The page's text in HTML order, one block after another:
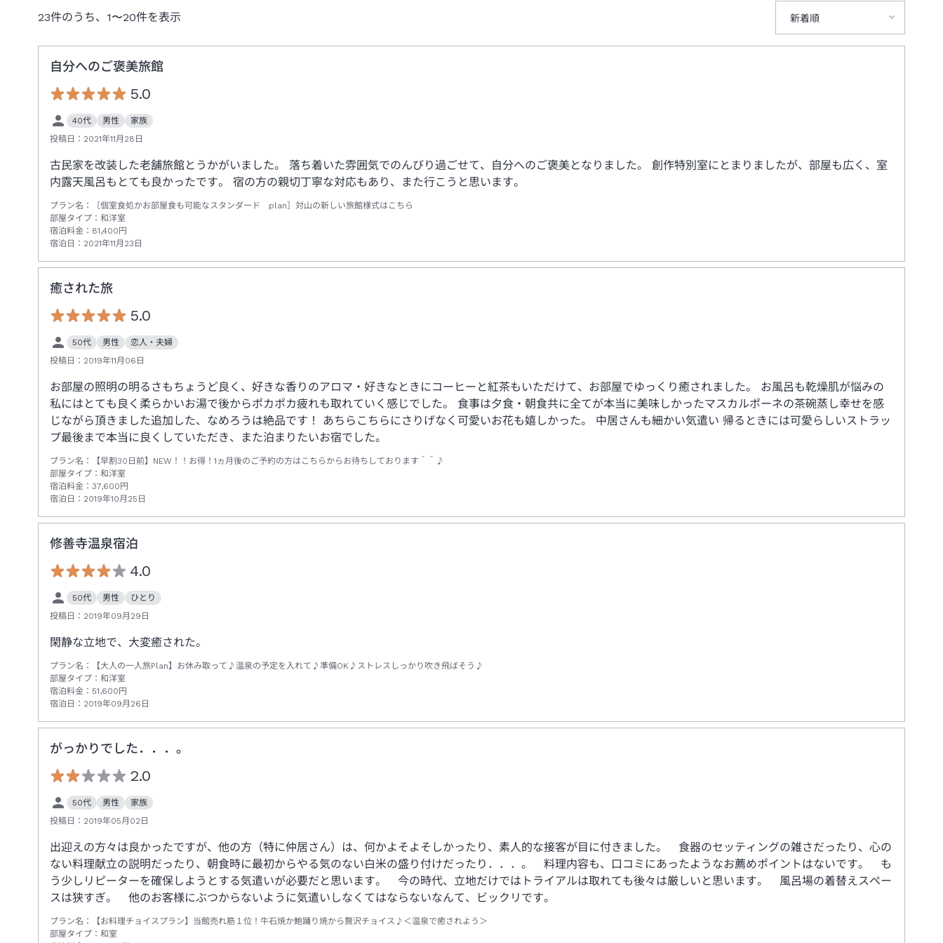
23件のうち、 1〜20件を表示 新着順
自分へのご褒美旅館
5.0
40代 男性
家族
投稿日： 2021年11月28日
古民家を改装した老舗旅館とうかがいました。 落ち着いた雰囲気でのんびり過ごせて、自分へのご褒美となりました。 創作特別室にとまりましたが、部屋も広く、室
内露天風呂もとても良かったです。 宿の方の親切丁寧な対応もあり、また行こうと思います。
プラン名：
［個室食処かお部屋食も可能なスタンダード plan］対山の新しい旅館様式はこちら
部屋タイプ： 和洋室
宿泊料金： 81,400円
宿泊日： 2021年11月23日
癒された旅
5.0
50代 男性
恋人・夫婦
投稿日： 2019年11月06日
お部屋の照明の明るさもちょうど良く、好きな香りのアロマ・好きなときにコーヒーと紅茶もいただけて、お部屋でゆっくり癒されました。 お風呂も乾燥肌が悩みの
私にはとても良く柔らかいお湯で後からポカポカ疲れも取れていく感じでした。 食事は夕食・朝食共に全てが本当に美味しかったマスカルポーネの茶碗蒸し幸せを感
じながら頂きました追加した、なめろうは絶品です！ あちらこちらにさりげなく可愛いお花も嬉しかった。 中居さんも細かい気遣い 帰るときには可愛らしいストラッ
プ最後まで本当に良くしていただき、また泊まりたいお宿でした。
プラン名：
【早割30日前】NEW！！お得！1ヵ月後のご予約の方はこちらからお待ちしております＾＾♪
部屋タイプ： 和洋室
宿泊料金： 37,600円
宿泊日： 2019年10月25日
修善寺温泉宿泊
4.0
50代 男性
ひとり
投稿日： 2019年09月29日
閑静な立地で、大変癒された。
プラン名：
【大人の一人旅Plan】お休み取って♪温泉の予定を入れて♪準備OK♪ストレスしっかり吹き飛ばそう♪
部屋タイプ： 和洋室
宿泊料金： 51,600円
宿泊日： 2019年09月26日
がっかりでした．．．。
2.0
50代 男性
家族
投稿日： 2019年05月02日
出迎えの方々は良かったですが、他の方（特に仲居さん）は、何かよそよそしかったり、素人的な接客が目に付きました。 食器のセッティングの雑さだったり、心の
ない料理献立の説明だったり、朝食時に最初からやる気のない白米の盛り付けだったり．．．。 料理内容も、口コミにあったようなお薦めポイントはないです。 も
う少しリピーターを確保しようとする気遣いが必要だと思います。 今の時代、立地だけではトライアルは取れても後々は厳しいと思います。 風呂場の着替えスペー
スは狭すぎ。 他のお客様にぶつからないように気遣いしなくてはならないなんて、ビックリです。
プラン名：
【お料理チョイスプラン】当館売れ筋１位！牛石焼か鮑踊り焼から贅沢チョイス♪＜温泉で癒されよう＞
部屋タイプ： 和室